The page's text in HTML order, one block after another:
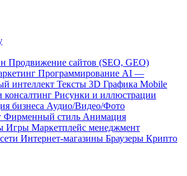
Продвижение сайтов (SEO, GEO)
Программирование AI —
интеллект Тексты 3D Графика Mobile
консалтинг Рисунки и иллюстрации
бизнеса Аудио/Видео/Фото
Фирменный стиль Анимация
Игры Маркетплейс менеджмент
Интернет-магазины Браузеры Крипто